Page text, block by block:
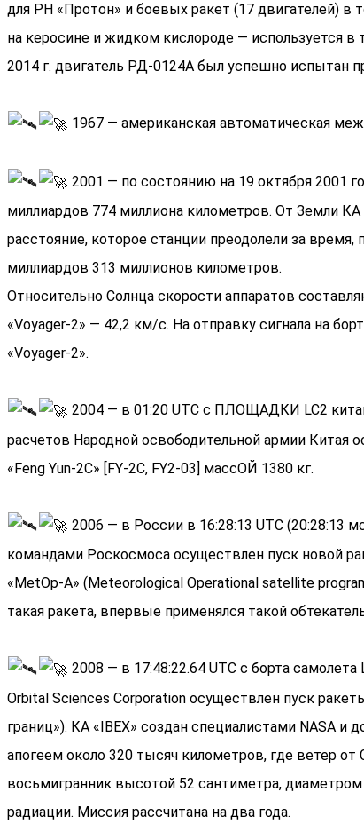
для РН «Протон» и боевых ракет (17 двигателей)
на керосине и жидком кислороде — используется
2014 г. двигатель РД-0124А был успешно испытан
1967 — американская автоматическая
2001 — по состоянию на 19 октября 2001
миллиардов 774 миллиона километров. От Земли
расстояние, которое станции преодолели за
миллиардов 313 миллионов километров.
Относительно Солнца скорости аппаратов
«Voyager-2» — 42,2 км/с. На отправку сигнала на
«Voyager-2».
2004 — в 01:20 UTC с ПЛОЩАДКИ LC2
расчетов Народной освободительной армии Китая
«Feng Yun-2C» [FY-2C, FY2-03] массОЙ 1380 кг.
2006 — в России в 16:28:13 UTC (20:28:13
командами Роскосмоса осуществлен пуск новой
«MetOp-А» (Meteorological Operational satellite
такая ракета, впервые применялся такой
2008 — в 17:48:22.64 UTC с борта
Orbital Sciences Corporation осуществлен пуск
границ»). КА «IBEX» создан специалистами NASA и
апогеем около 320 тысяч километров, где ветер
восьмигранник высотой 52 сантиметра,
радиации. Миссия рассчитана на два года.